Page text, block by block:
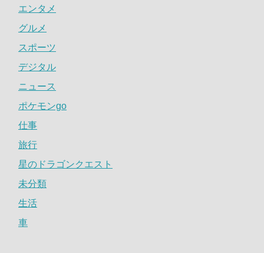
エンタメ
グルメ
スポーツ
デジタル
ニュース
ポケモンgo
仕事
旅行
星のドラゴンクエスト
未分類
生活
車